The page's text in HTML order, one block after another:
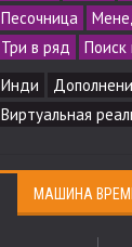
Песочница
Три в ряд
Поиск
Инди
Виртуальная
МАШИНА